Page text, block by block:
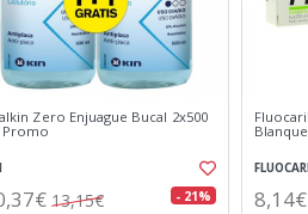
Zero Enjuague Bucal 2x500
Promo
13,15€ - 21% 8,14€